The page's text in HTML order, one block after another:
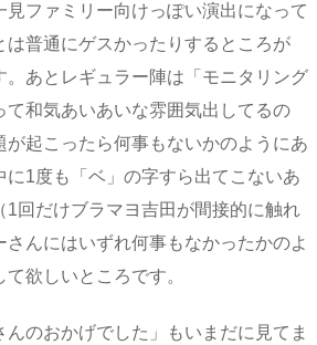
ファミリー向けっぽい演出になって
は普通にゲスかったりするところが
。あとレギュラー陣は「モニタリング
て和気あいあいな雰囲気出してるの
が起こったら何事もないかのようにあ
に1度も「ベ」の字すら出てこないあ
1回だけブラマヨ吉田が間接的に触れ
さんにはいずれ何事もなかったかのよ
欲しいところです。
んのおかげでした」もいまだに見てま